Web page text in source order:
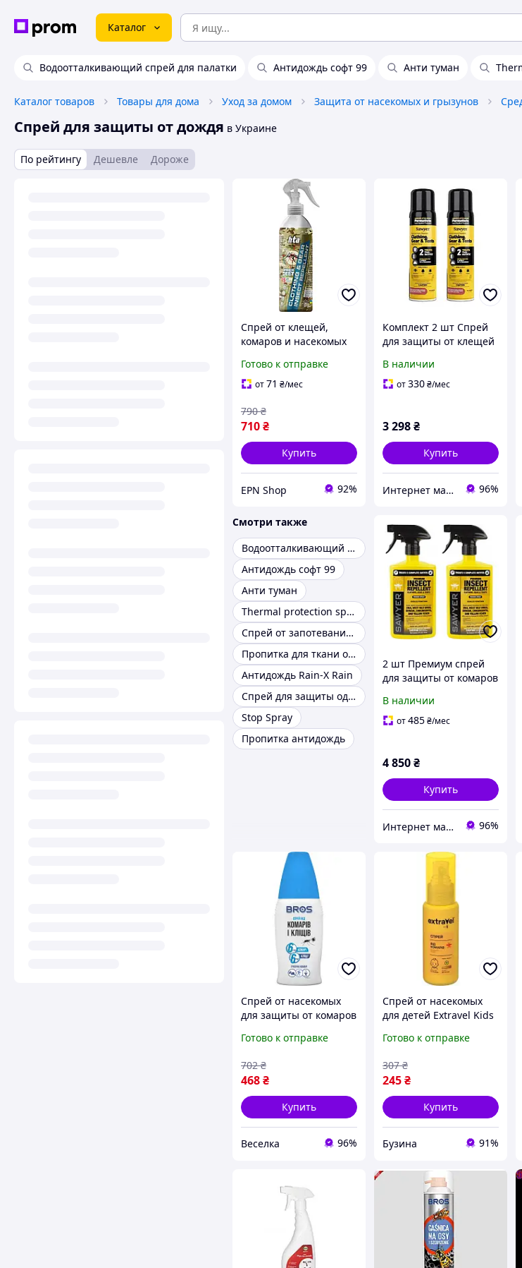
Каталог
Водоотталкивающий спрей для палатки Антидождь софт 99 Анти туман
Каталог товаров Товары для дома Уход за домом Защита от насекомых и грызунов
Спрей для защиты от дождя в Украине
По рейтингу Дешевле Дороже
Спрей от клещей,
комаров и насекомых
снаряжения HTA, 480
мл пропитка
15 суток
Готово к отправке
от71 ₴/мес
710₴
790 ₴
Купить
EPN Shop 92%
Комплект 2 шт Спрей
для защиты от клещей
Premium с
перметрином 250 мл
В наличии
от330₴/мес
3 298₴
Купить
Интернет магазин Store7 96%
Смотри также
Водоотталкивающий спрей для палатки
Антидождь софт 99
Анти туман
Thermal protection spray
Спрей от запотевания стекол
Пропитка для ткани от дождя
Антидождь Rain-X Rain
Спрей для защиты одежды
Stop Spray
Пропитка антидождь
2 шт Премиум спрей
для защиты от комаров
Premium с
перметрином 710 мл
В наличии
от485₴/мес
4 850₴
Купить
Интернет магазин Store7 96%
Спрей от насекомых
для защиты от комаров
действия для
природе FLAME
Готово к отправке
468₴
702 ₴
Купить
Веселка 96%
Спрей от насекомых
для детей Extravel Kids
защитная защита
Готово к отправке
245₴
307 ₴
Купить
Бузина 91%